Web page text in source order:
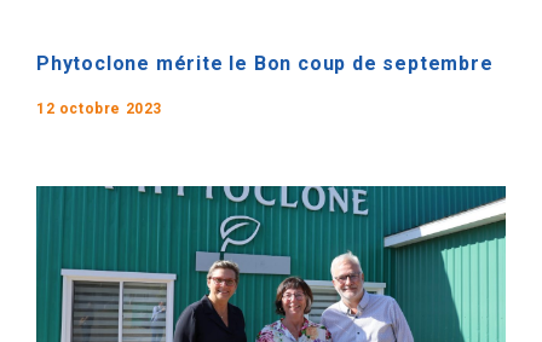
Phytoclone mérite le Bon coup de septembre
12 octobre 2023